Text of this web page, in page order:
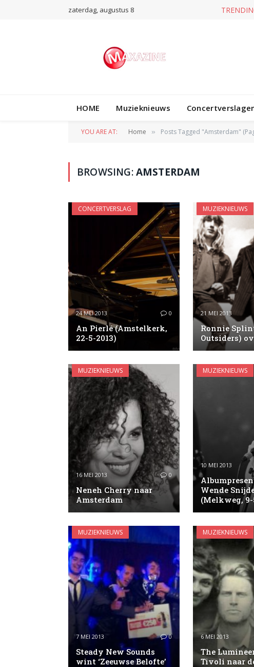
zaterdag, augustus 8
HOME Muzieknieuws
YOU ARE AT: Home » Posts Tagged "Amsterdam"
BROWSING:AMSTERDAM
CONCERTVERSLAG
24 MEI 2013 0
An Pierlé (Amstelkerk,
22-5-2013)
MUZIEKNIEUWS
21 MEI 2013
Ronnie
Outsiders)
MUZIEKNIEUWS
16 MEI 2013 0
Neneh Cherry naar
Amsterdam
MUZIEKNIEUWS
10 MEI 2013
Wende
(Melkweg, 9-
MUZIEKNIEUWS
7 MEI 2013 0
Steady New Sounds
wint ‘Zeeuwse Belofte’
MUZIEKNIEUWS
6 MEI 2013
The
Tivoli naar